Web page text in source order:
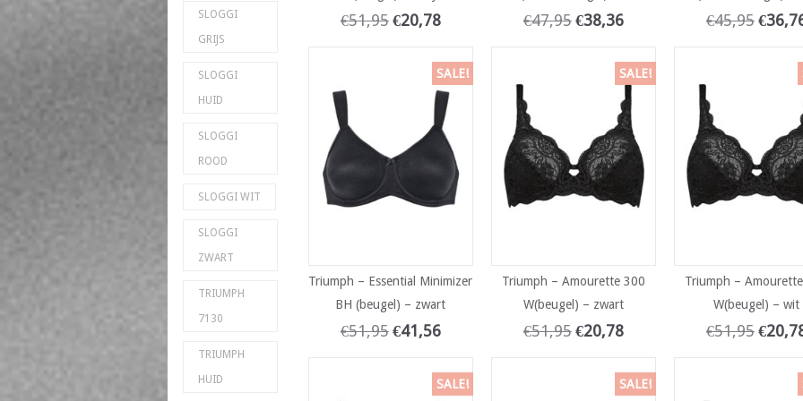
€51,95€20,78 €47,95€38,36 €45,95€
SALE!
Triumph – Essential Minimizer
BH (beugel) – zwart
€51,95€41,56
SALE!
Triumph – Amourette 300
W(beugel) – zwart
€51,95€20,78
Triumph –
W(beugel) – wit
€51,95€
SALE! SALE!
SLOGGI
GRIJS
SLOGGI
HUID
SLOGGI
ROOD
SLOGGI WIT
SLOGGI
ZWART
TRIUMPH
7130
TRIUMPH
HUID